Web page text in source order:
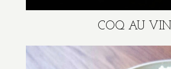
COQ AU VIN